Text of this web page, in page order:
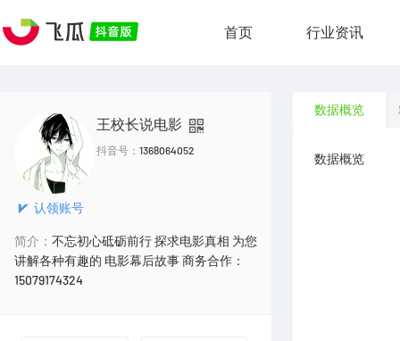
首页 行业资讯
认领账号
王校长说电影
抖音号： 1368064052
简介： 不忘初心砥砺前行 探求电影真相 为您
讲解各种有趣的 电影幕后故事 商务合作：
15079174324
数据概览
数据概览